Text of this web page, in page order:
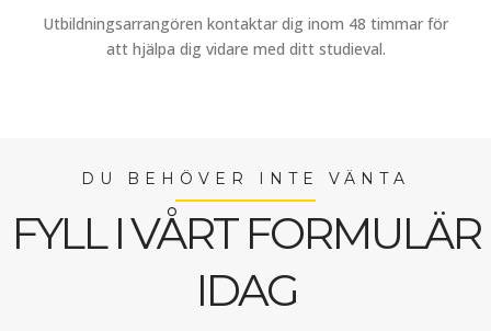
Utbildningsarrangören kontaktar dig inom 48 timmar för
att hjälpa dig vidare med ditt studieval.
DU BEHÖVER INTE VÄNTA
FYLL I VÅRT FORMULÄR
IDAG